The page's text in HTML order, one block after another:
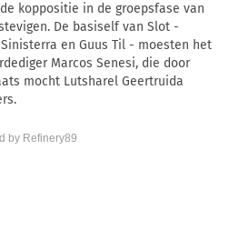
koppositie in de groepsfase van
De basiself van Slot -
en Guus Til - moesten het
Marcos Senesi, die door
mocht Lutsharel Geertruida
by Refinery89